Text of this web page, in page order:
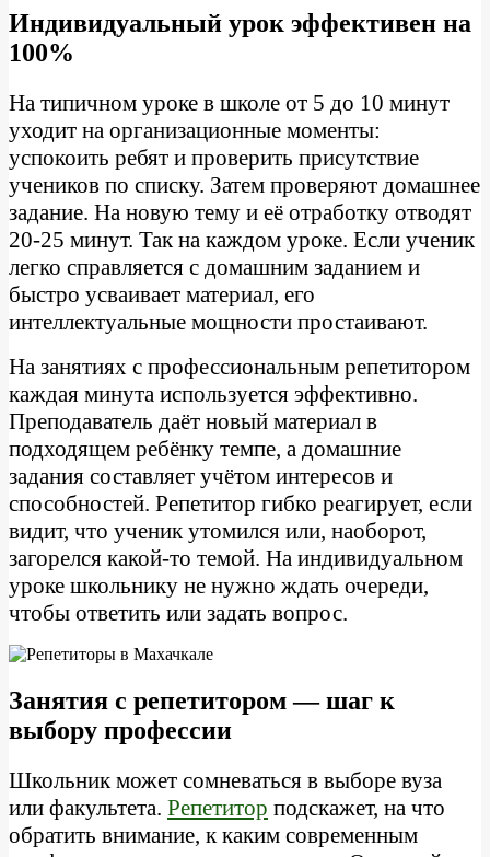
Индивидуальный урок эффективен на
100%
На типичном уроке в школе от 5 до 10 минут
уходит на организационные моменты:
успокоить ребят и проверить присутствие
учеников по списку. Затем проверяют домашнее
задание. На новую тему и её отработку отводят
20-25 минут. Так на каждом уроке. Если ученик
легко справляется с домашним заданием и
быстро усваивает материал, его
интеллектуальные мощности простаивают.
На занятиях с профессиональным репетитором
каждая минута используется эффективно.
Преподаватель даёт новый материал в
подходящем ребёнку темпе, а домашние
задания составляет учётом интересов и
способностей. Репетитор гибко реагирует, если
видит, что ученик утомился или, наоборот,
загорелся какой-то темой. На индивидуальном
уроке школьнику не нужно ждать очереди,
чтобы ответить или задать вопрос.
Занятия с репетитором — шаг к
выбору профессии
Школьник может сомневаться в выборе вуза
или факультета. Репетитор подскажет, на что
обратить внимание, к каким современным